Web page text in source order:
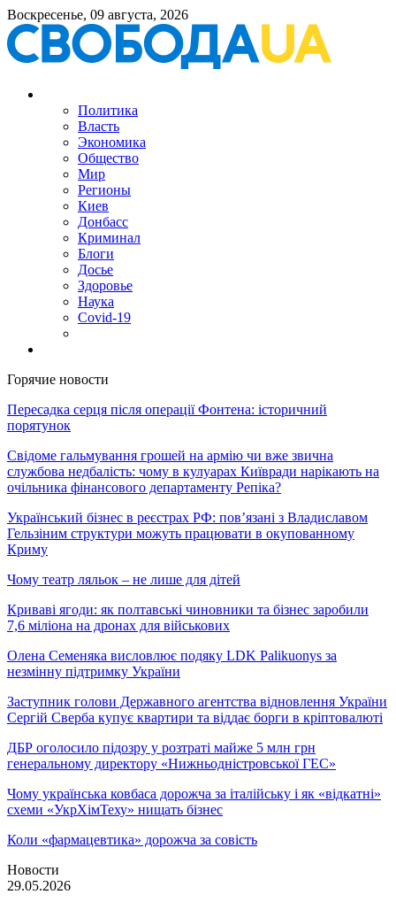
Воскресенье, 09 августа, 2026
Политика
Власть
Экономика
Общество
Мир
Регионы
Киев
Донбасс
Криминал
Блоги
Досье
Здоровье
Наука
Covid-19
Горячие новости
Пересадка серця після операції Фонтена: історичний
порятунок
Свідоме гальмування грошей на армію чи вже звична
службова недбалість: чому в кулуарах Київради нарікають на
очільника фінансового департаменту Репіка?
Український бізнес в реєстрах РФ: пов’язані з Владиславом
Гельзіним структури можуть працювати в окупованному
Криму
Чому театр ляльок – не лише для дітей
Криваві ягоди: як полтавські чиновники та бізнес заробили
7,6 міліона на дронах для військових
Олена Семеняка висловлює подяку LDK Palikuonys за
незмінну підтримку України
Заступник голови Державного агентства відновлення України
Сергій Сверба купує квартири та віддає борги в кріптовалюті
ДБР оголосило підозру у розтраті майже 5 млн грн
генеральному директору «Нижньодністровської ГЕС»
Чому українська ковбаса дорожча за італійську і як «відкатні»
схеми «УкрХімТеху» нищать бізнес
Коли «фармацевтика» дорожча за совість
Новости
29.05.2026